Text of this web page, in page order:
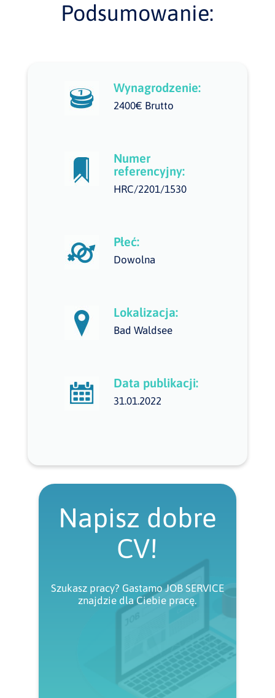
Podsumowanie:
Wynagrodzenie:
2400€ Brutto
Numer
referencyjny:
HRC/2201/1530
Płeć:
Dowolna
Lokalizacja:
Bad Waldsee
Data publikacji:
31.01.2022
Napisz dobre
CV!
Szukasz pracy? Gastamo JOB SERVICE
znajdzie dla Ciebie pracę.